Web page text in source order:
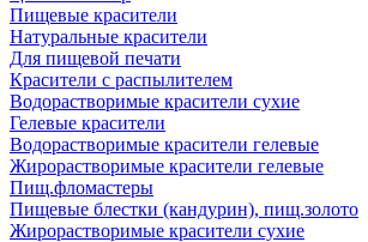
Пищевые красители
Натуральные красители
Для пищевой печати
Красители с распылителем
Водорастворимые красители сухие
Гелевые красители
Водорастворимые красители гелевые
Жирорастворимые красители гелевые
Пищ.фломастеры
Пищевые блестки (кандурин), пищ.золото
Жирорастворимые красители сухие